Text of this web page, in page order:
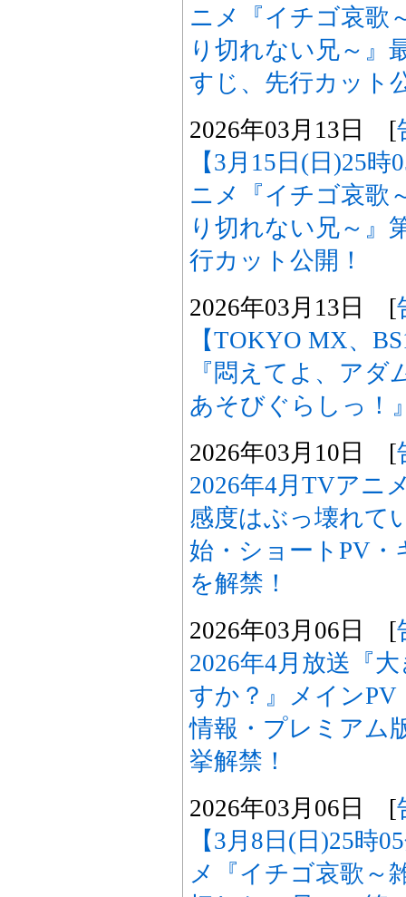
ニメ『イチゴ哀歌
り切れない兄～
すじ、先行カット
2026年03月13日 [
【3月15日(日)25
ニメ『イチゴ哀歌
り切れない兄～
行カット公開！
2026年03月13日 [
【TOKYO MX、
『悶えてよ、アダ
あそびぐらしっ！
2026年03月10日 [
2026年4月TVアニ
感度はぶっ壊れて
始・ショートPV
を解禁！
2026年03月06日 [
2026年4月放送『
すか？』メインPV
情報・プレミアム
挙解禁！
2026年03月06日 [
【3月8日(日)25時
メ『イチゴ哀歌～